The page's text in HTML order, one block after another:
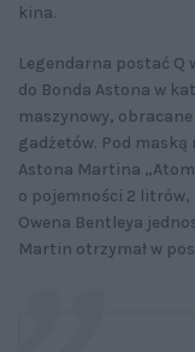
kina.
Legendarna postać Q
do Bonda Astona w
maszynowy,
gadżetów. Pod maską
Astona Martina
o pojemności 2
Owena Bentleya
Martin otrzymał w